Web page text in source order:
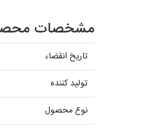
مشخصات
تاریخ انقضاء
تولید کننده
نوع محصول